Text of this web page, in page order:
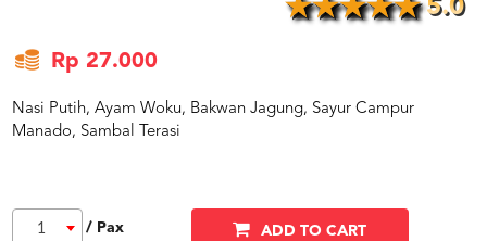
5.0
Rp 27.000
Nasi Putih, Ayam Woku, Bakwan Jagung, Sayur Campur
Manado, Sambal Terasi
1 / Pax ADD TO CART